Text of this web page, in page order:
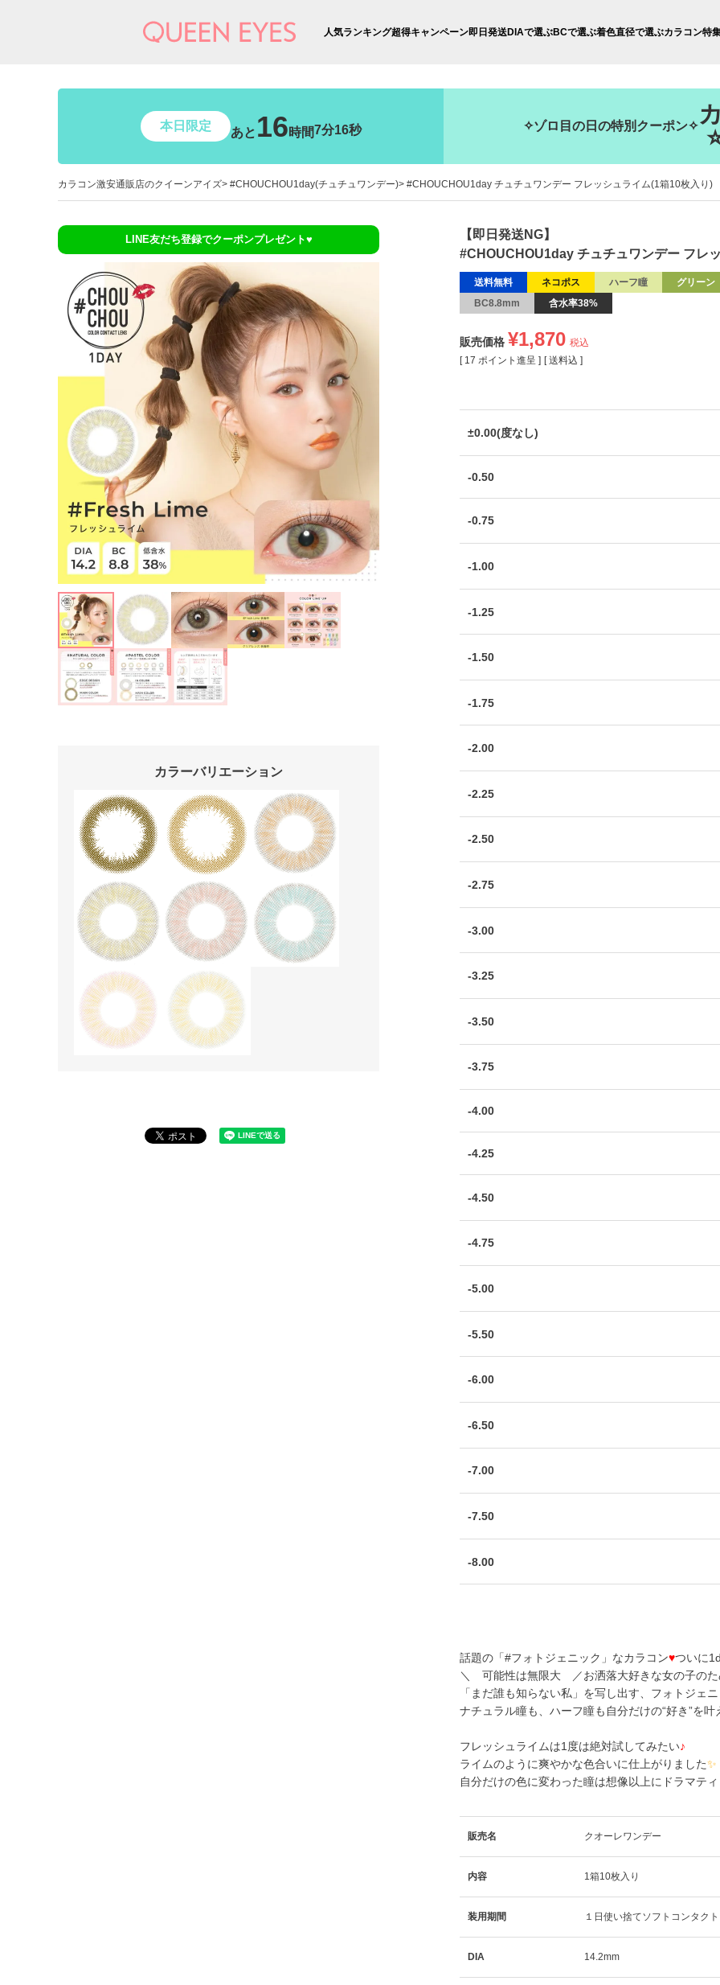
人気ランキング超得キャンペーン即日発送DIAで選ぶBCで選ぶ着色直径で選ぶカラコン特
本日限定 あと 16時間7分15秒 ✧ゾロ目の日の特別クーポン✧
カラコン激安通販店のクイーンアイズ #CHOUCHOU1day(チュチュワンデー) #CHOUCHOU1day チュチュワンデー フレッシュライム(1箱10枚入り)
LINE友だち登録でクーポンプレゼント♥
カラーバリエーション
【即日発送NG】
#CHOUCHOU1day チュチュワンデー フレ
送料無料 ネコポス ハーフ瞳
グリーン
BC8.8mm
含水率38%
販売価格 ¥1,870 税込
[ 17 ポイント進呈 ] 送料込
±0.00(度なし)
-0.50
-0.75
-1.00
-1.25
-1.50
-1.75
-2.00
-2.25
-2.50
-2.75
-3.00
-3.25
-3.50
-3.75
-4.00
-4.25
-4.50
-4.75
-5.00
-5.50
-6.00
-6.50
-7.00
-7.50
-8.00
話題の「#フォトジェニック」なカラコン♥ついに
＼ 可能性は無限大 ／お洒落大好きな女の子のた
「まだ誰も知らない私」を写し出す、フォトジェ
ナチュラル瞳も、ハーフ瞳も自分だけの“好き”を叶
フレッシュライムは1度は絶対試してみたい♪
ライムのように爽やかな色合いに仕上がりました✨
自分だけの色に変わった瞳は想像以上にドラマテ
販売名 クオーレワンデー
内容 1箱10枚入り
装用期間 １日使い捨てソフトコンタク
DIA 14.2mm